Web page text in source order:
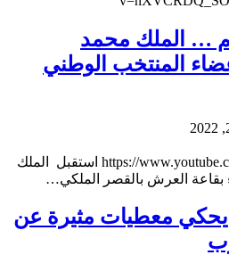
… الملك محمد
المنتخب الوطني
https://www.youtube.com/watch?v=o2KNoI_9OsE استقبل الملك
بقاعة العرش بالقصر الملكي…
يحكي معطيات مثيرة عن